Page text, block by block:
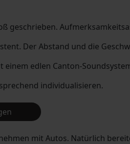
geschrieben.
Der Abstand und die
edlen Canton-
individualisieren.
mit Autos. Natürlich